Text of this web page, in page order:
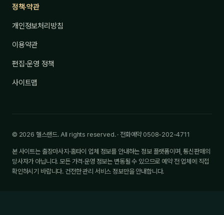
정책·약관
개인정보처리방침
이용약관
편집·운영 정책
사이트맵
© 2026 헬스랜드. All rights reserved. · 전화예약 0508-202-4711
본 사이트는 출장마사지·홈타이 업체 정보를 안내하는 정보 플랫폼이며, 통신판매의
당사자가 아닙니다. 모든 가격·운영 정보는 변동될 수 있으므로 예약 전 업체에 직접
확인하시기 바랍니다. 건전한 관리 서비스 정보만을 안내합니다.